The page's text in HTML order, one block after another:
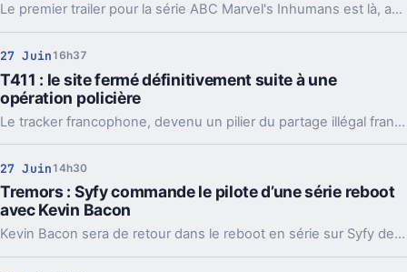
Le premier trailer pour la série ABC Marvel's Inhumans est là, accompagné d'un nouveau poster et des dates de diffusion.
27 Juin 16h37
T411 : le site fermé définitivement suite à une
opération policière
Le tracker francophone, devenu un pilier du partage illégal français, est inaccessible depuis dimanche soir. Suite aux premières rumeurs de blocage de DNS par les FAI, on apprend aujourd'hui que le site a fermé ses portes suite à une opération des forces de police.
27 Juin 14h30
Tremors : Syfy commande le pilote d’une série reboot
avec Kevin Bacon
Kevin Bacon sera de retour dans le reboot en série sur Syfy de la comédie d'horreur de 1990, Tremors